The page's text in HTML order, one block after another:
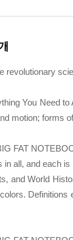
revolutionary
You Need
motion; forms
FAT
in all, and each
and World
Definitions